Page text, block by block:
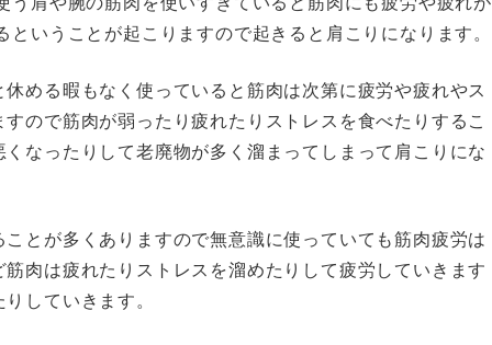
いうことが起こりますので起きると肩こりになります。
める暇もなく使っていると筋肉は次第に疲労や疲れやス
ので筋肉が弱ったり疲れたりストレスを食べたりするこ
なったりして老廃物が多く溜まってしまって肩こりにな
とが多くありますので無意識に使っていても筋肉疲労は
肉は疲れたりストレスを溜めたりして疲労していきます
していきます。